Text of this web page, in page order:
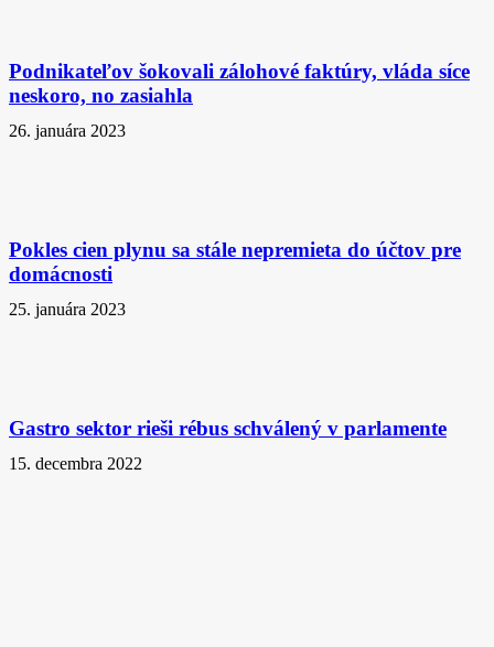
Podnikateľov šokovali zálohové faktúry, vláda síce
neskoro, no zasiahla
26. januára 2023
Pokles cien plynu sa stále nepremieta do účtov pre
domácnosti
25. januára 2023
Gastro sektor rieši rébus schválený v parlamente
15. decembra 2022